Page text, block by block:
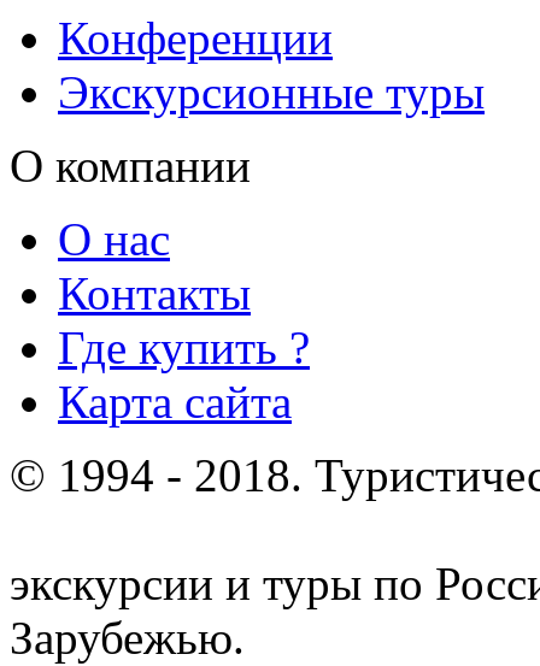
Конференции
Экскурсионные туры
О компании
О нас
Контакты
Где купить ?
Карта сайта
© 1994 - 2018.
экскурсии и туры по
Зарубежью.